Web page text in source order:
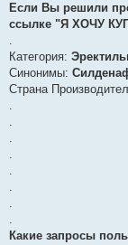
Если Вы решили
ссылке "Я ХОЧУ
.
Категория:
Синонимы:
Страна
.
.
.
.
.
.
.
.
Какие запросы